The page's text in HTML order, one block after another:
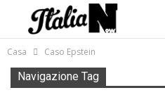
Casa Caso Epstein
Navigazione Tag